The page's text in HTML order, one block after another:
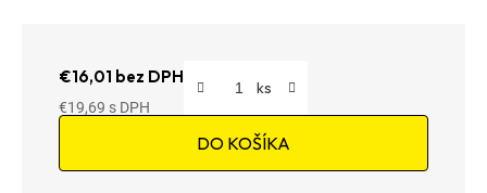
€16,01 bez DPH
€19,69
DO KOŠÍKA